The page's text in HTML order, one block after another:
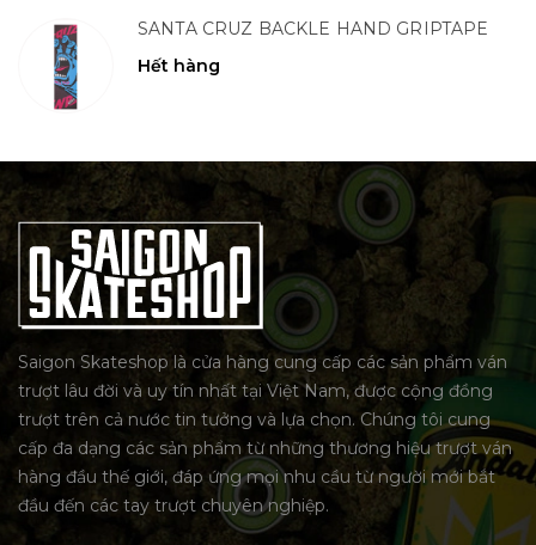
SANTA CRUZ BACKLE HAND GRIPTAPE
Hết hàng
Saigon Skateshop là cửa hàng cung cấp các sản phẩm ván
trượt lâu đời và uy tín nhất tại Việt Nam, được cộng đồng
trượt trên cả nước tin tưởng và lựa chọn. Chúng tôi cung
cấp đa dạng các sản phẩm từ những thương hiệu trượt ván
hàng đầu thế giới, đáp ứng mọi nhu cầu từ người mới bắt
đầu đến các tay trượt chuyên nghiệp.